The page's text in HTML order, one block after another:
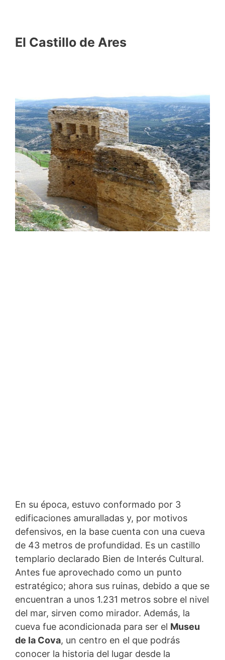
El Castillo de Ares
En su época, estuvo conformado por 3
edificaciones amuralladas y, por motivos
defensivos, en la base cuenta con una cueva
de 43 metros de profundidad. Es un castillo
templario declarado Bien de Interés Cultural.
Antes fue aprovechado como un punto
estratégico; ahora sus ruinas, debido a que se
encuentran a unos 1.231 metros sobre el nivel
del mar, sirven como mirador. Además, la
cueva fue acondicionada para ser el Museu
de la Cova, un centro en el que podrás
conocer la historia del lugar desde la